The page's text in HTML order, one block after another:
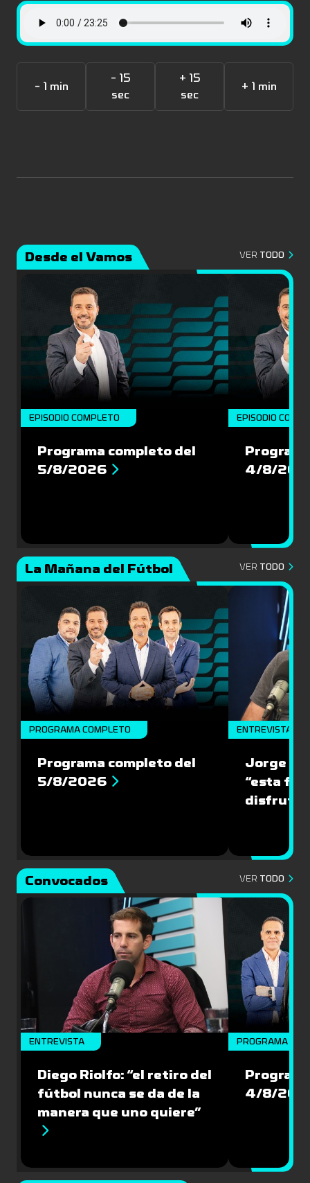
- 1 min
- 15
sec
+ 15
sec
+ 1 min
Desde el Vamos VER TODO
EPISODIO COMPLETO
Programa completo del
5/8/2026
EPISODIO
4/8/
La Mañana del Fútbol VER TODO
PROGRAMA COMPLETO
Programa completo del
5/8/2026
ENTREVISTA
Jorge
“esta
disfrute
Convocados VER TODO
ENTREVISTA
Diego Riolfo: “el retiro del
fútbol nunca se da de la
manera que uno quiere”
PROGRAMA
4/8/